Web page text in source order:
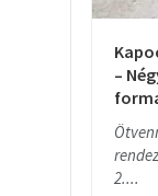
–
2....